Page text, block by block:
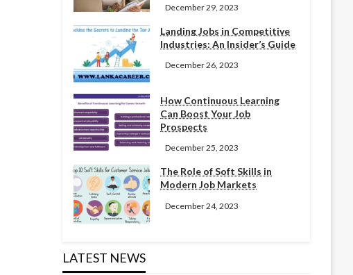
December 29, 2023
Landing Jobs in Competitive
Industries: An Insider’s Guide
December 26, 2023
How Continuous Learning
Can Boost Your Job
Prospects
December 25, 2023
The Role of Soft Skills in
Modern Job Markets
December 24, 2023
LATEST NEWS